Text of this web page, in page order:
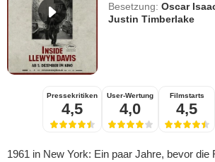
Besetzung: Oscar
Justin Timberlake
Pressekritiken
4,5
User-Wertung
4,0
Filmstarts
4,5
1961 in New York: Ein paar Jahre, bevor die